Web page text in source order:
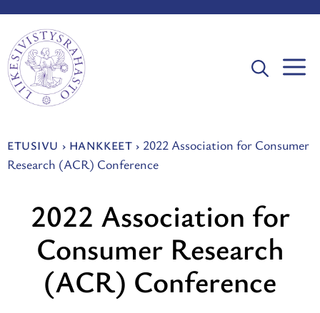
sisältöön
ETUSIVU › HANKKEET › 2022 Association for Consumer
Research (ACR) Conference
2022 Association for
Consumer Research
(ACR) Conference